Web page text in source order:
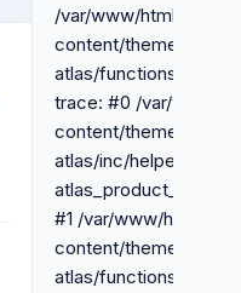
/var/www/html/wp-
content/themes/
atlas/functions-
trace: #0 /var/www/
content/themes/
atlas/inc/
#1 /var/www/html/wp-
content/themes/
atlas/functions-